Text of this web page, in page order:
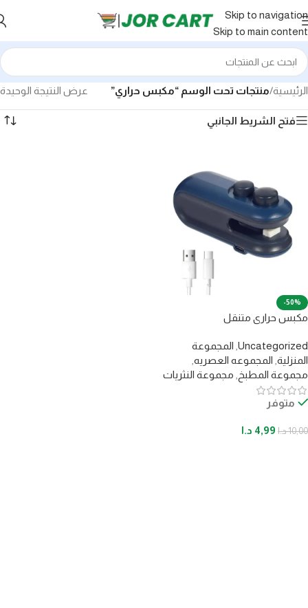
Skip to navigation
Skip to main content
الرئيسية/منتجات تحت الوسم “مكبس حراري” عرض النتيجة الوحيدة
فتح الشريط الجانبي
-50%
مكبس حراري متنقل
Uncategorized المجموعة
المنزلية المجموعه العصريه
مجموعة المطبخ مجموعة النثريات
متوفر
10,00د.ا 4,99 د.ا